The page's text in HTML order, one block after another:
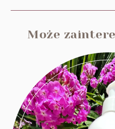
Może